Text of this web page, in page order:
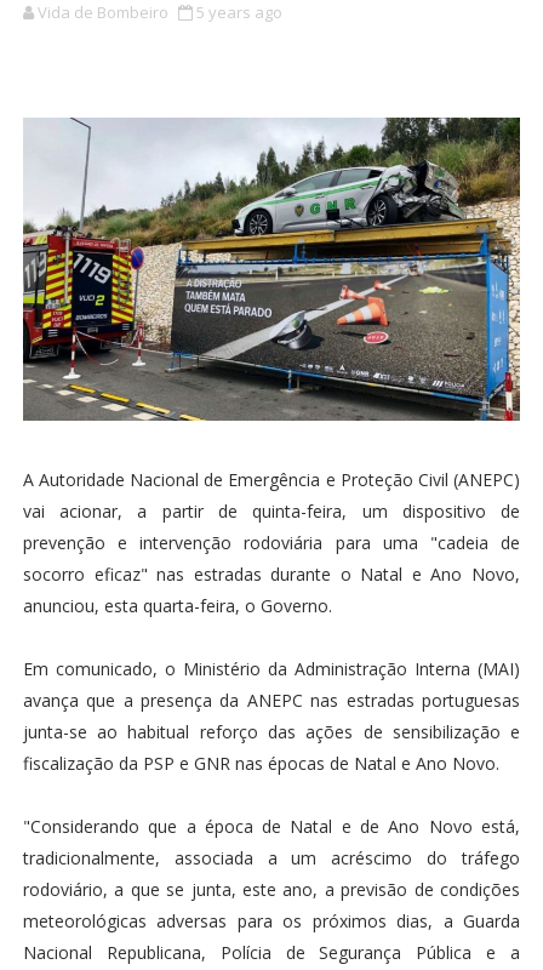
Vida de Bombeiro 5 years ago
A Autoridade Nacional de Emergência e Proteção Civil (ANEPC)
vai acionar, a partir de quinta-feira, um dispositivo de
prevenção e intervenção rodoviária para uma "cadeia de
socorro eficaz" nas estradas durante o Natal e Ano Novo,
anunciou, esta quarta-feira, o Governo.
Em comunicado, o Ministério da Administração Interna (MAI)
avança que a presença da ANEPC nas estradas portuguesas
junta-se ao habitual reforço das ações de sensibilização e
fiscalização da PSP e GNR nas épocas de Natal e Ano Novo.
"Considerando que a época de Natal e de Ano Novo está,
tradicionalmente, associada a um acréscimo do tráfego
rodoviário, a que se junta, este ano, a previsão de condições
meteorológicas adversas para os próximos dias, a Guarda
Nacional Republicana, Polícia de Segurança Pública e a